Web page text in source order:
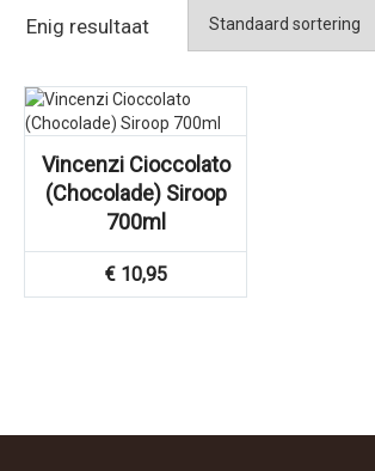
Enig resultaat
Vincenzi Cioccolato
(Chocolade) Siroop
700ml
€10,95